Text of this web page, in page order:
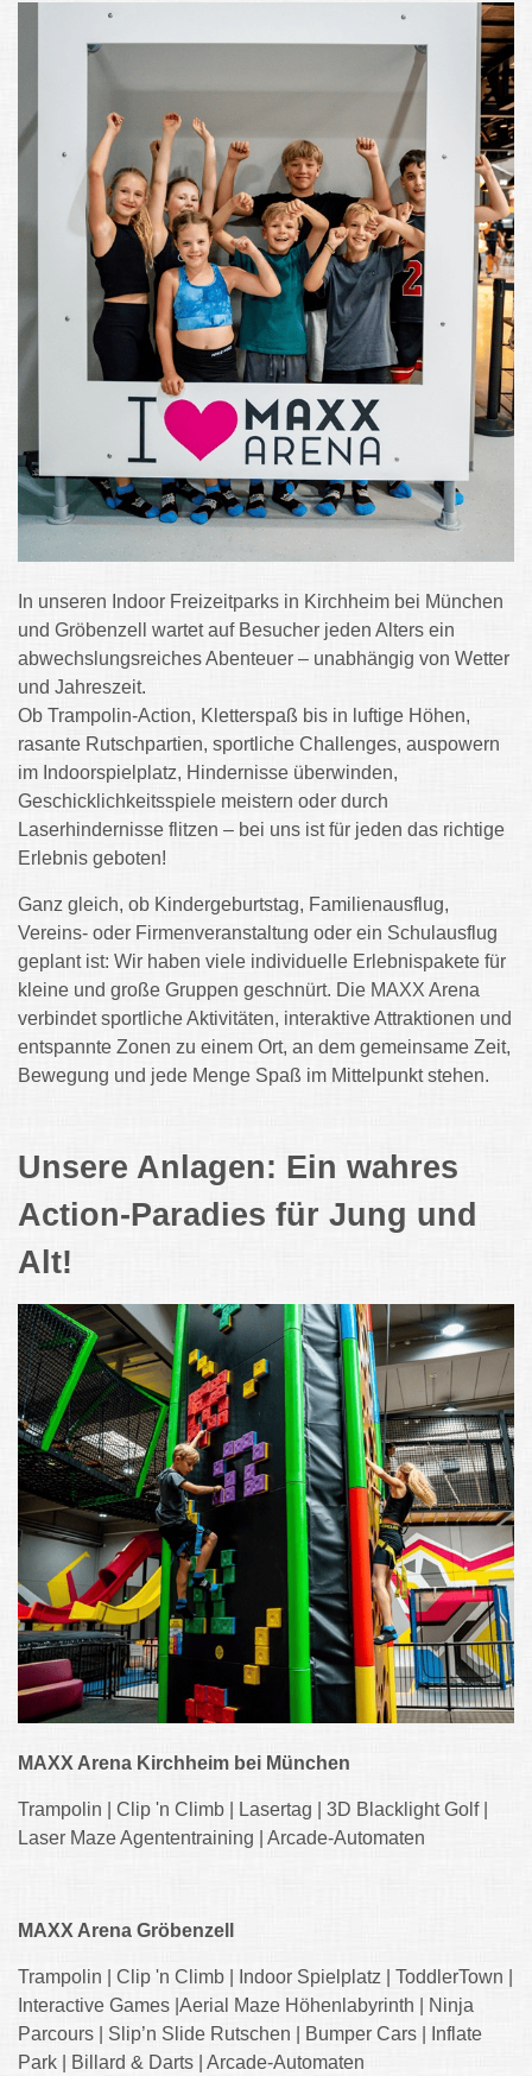
In unseren Indoor Freizeitparks in Kirchheim bei München
und Gröbenzell wartet auf Besucher jeden Alters ein
abwechslungsreiches Abenteuer – unabhängig von Wetter
und Jahreszeit.
Ob Trampolin-Action, Kletterspaß bis in luftige Höhen,
rasante Rutschpartien, sportliche Challenges, auspowern
im Indoorspielplatz, Hindernisse überwinden,
Geschicklichkeitsspiele meistern oder durch
Laserhindernisse flitzen – bei uns ist für jeden das richtige
Erlebnis geboten!
Ganz gleich, ob Kindergeburtstag, Familienausflug,
Vereins- oder Firmenveranstaltung oder ein Schulausflug
geplant ist: Wir haben viele individuelle Erlebnispakete für
kleine und große Gruppen geschnürt. Die MAXX Arena
verbindet sportliche Aktivitäten, interaktive Attraktionen und
entspannte Zonen zu einem Ort, an dem gemeinsame Zeit,
Bewegung und jede Menge Spaß im Mittelpunkt stehen.
Unsere Anlagen: Ein wahres
Action-Paradies für Jung und
Alt!
MAXX Arena Kirchheim bei München
Trampolin | Clip 'n Climb | Lasertag | 3D Blacklight Golf |
Laser Maze Agententraining | Arcade-Automaten
MAXX Arena Gröbenzell
Trampolin | Clip 'n Climb | Indoor Spielplatz | ToddlerTown |
Interactive Games |Aerial Maze Höhenlabyrinth | Ninja
Parcours | Slip’n Slide Rutschen | Bumper Cars | Inflate
Park | Billard & Darts | Arcade-Automaten